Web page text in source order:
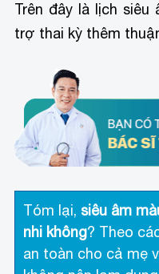
Trên đây là lịch
trợ thai kỳ thêm
Tóm lại, siêu âm
nhi không? Theo
an toàn cho cả mẹ